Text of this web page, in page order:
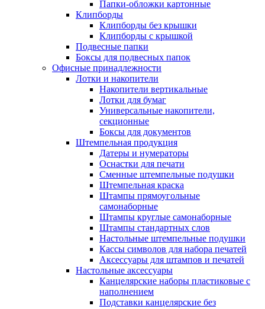
Папки-обложки картонные
Клипборды
Клипборды без крышки
Клипборды с крышкой
Подвесные папки
Боксы для подвесных папок
Офисные принадлежности
Лотки и накопители
Накопители вертикальные
Лотки для бумаг
Универсальные накопители,
секционные
Боксы для документов
Штемпельная продукция
Датеры и нумераторы
Оснастки для печати
Сменные штемпельные подушки
Штемпельная краска
Штампы прямоугольные
самонаборные
Штампы круглые самонаборные
Штампы стандартных слов
Настольные штемпельные подушки
Кассы символов для набора печатей
Аксессуары для штампов и печатей
Настольные аксессуары
Канцелярские наборы пластиковые с
наполнением
Подставки канцелярские без